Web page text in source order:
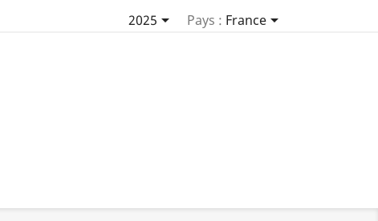
2025 Pays : France